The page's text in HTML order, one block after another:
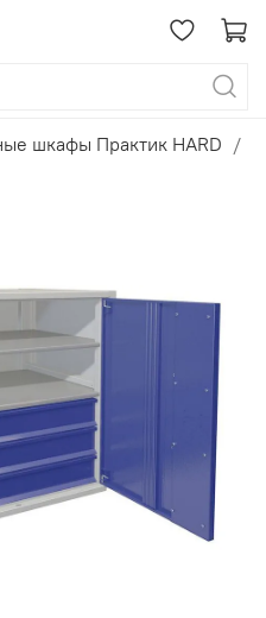
шкафы Практик HARD